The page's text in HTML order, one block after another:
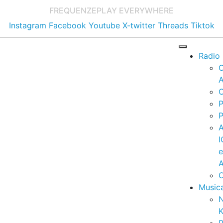
FREQUENZEPLAY EVERYWHERE
Instagram Facebook Youtube X-twitter Threads Tiktok
Radio
e